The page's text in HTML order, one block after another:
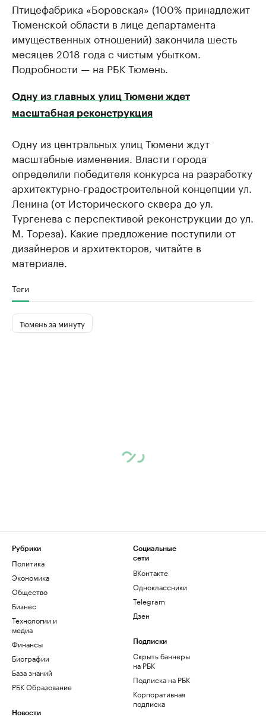
Птицефабрика «Боровская» (100% принадлежит
Тюменской области в лице департамента
имущественных отношений) закончила шесть
месяцев 2018 года с чистым убытком.
Подробности — на РБК Тюмень.
Одну из главных улиц Тюмени ждет
масштабная реконструкция
Одну из центральных улиц Тюмени ждут
масштабные изменения. Власти города
определили победителя конкурса на разработку
архитектурно-градостроительной концепции ул.
Ленина (от Исторического сквера до ул.
Тургенева с перспективой реконструкции до ул.
М. Тореза). Какие предложение поступили от
дизайнеров и архитекторов, читайте в
материале.
Теги
Тюмень за минуту
Рубрики
Политика
Экономика
Общество
Бизнес
Технологии и
медиа
Финансы
Биографии
База знаний
РБК Образование
Новости
Социальные
сети
ВКонтакте
Одноклассники
Telegram
Дзен
Подписки
Скрыть баннеры
на РБК
Подписка на РБК
Корпоративная
подписка